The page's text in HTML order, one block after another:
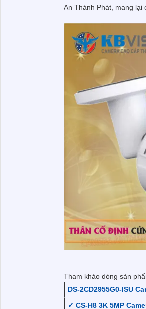
An Thành Phát, mang
Tham khảo dòng sản
DS-2CD2955G0-ISU
✓ CS-H8 3K 5MP